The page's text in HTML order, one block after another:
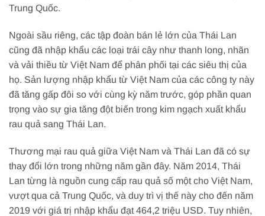
Trung Quốc.
Ngoài sầu riêng, các tập đoàn bán lẻ lớn của Thái Lan
cũng đã nhập khẩu các loại trái cây như thanh long, nhãn
và vải thiều từ Việt Nam để phân phối tại các siêu thị của
họ. Sản lượng nhập khẩu từ Việt Nam của các công ty này
đã tăng gấp đôi so với cùng kỳ năm trước, góp phần quan
trọng vào sự gia tăng đột biến trong kim ngạch xuất khẩu
rau quả sang Thái Lan.
Thương mại rau quả giữa Việt Nam và Thái Lan đã có sự
thay đổi lớn trong những năm gần đây. Năm 2014, Thái
Lan từng là nguồn cung cấp rau quả số một cho Việt Nam,
vượt qua cả Trung Quốc, và duy trì vị thế này cho đến năm
2019 với giá trị nhập khẩu đạt 464,2 triệu USD. Tuy nhiên,